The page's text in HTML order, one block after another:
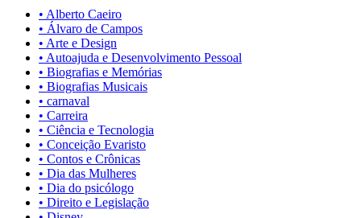
• Alberto Caeiro
• Álvaro de Campos
• Arte e Design
• Autoajuda e Desenvolvimento Pessoal
• Biografias e Memórias
• Biografias Musicais
• carnaval
• Carreira
• Ciência e Tecnologia
• Conceição Evaristo
• Contos e Crônicas
• Dia das Mulheres
• Dia do psicólogo
• Direito e Legislação